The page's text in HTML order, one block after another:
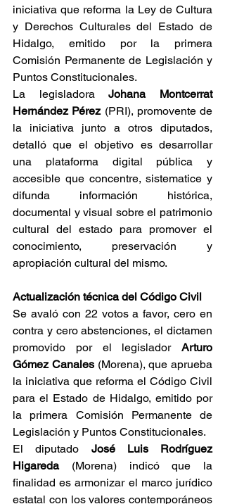
iniciativa que reforma la Ley de Cultura
y Derechos Culturales del Estado de
Hidalgo, emitido por la primera
Comisión Permanente de Legislación y
Puntos Constitucionales.
La legisladora Johana Montcerrat
Hernández Pérez (PRI), promovente de
la iniciativa junto a otros diputados,
detalló que el objetivo es desarrollar
una plataforma digital pública y
accesible que concentre, sistematice y
difunda información histórica,
documental y visual sobre el patrimonio
cultural del estado para promover el
conocimiento, preservación y
apropiación cultural del mismo.
Actualización técnica del Código Civil
Se avaló con 22 votos a favor, cero en
contra y cero abstenciones, el dictamen
promovido por el legislador Arturo
Gómez Canales (Morena), que aprueba
la iniciativa que reforma el Código Civil
para el Estado de Hidalgo, emitido por
la primera Comisión Permanente de
Legislación y Puntos Constitucionales.
El diputado José Luis Rodríguez
Higareda (Morena) indicó que la
finalidad es armonizar el marco jurídico
estatal con los valores contemporáneos